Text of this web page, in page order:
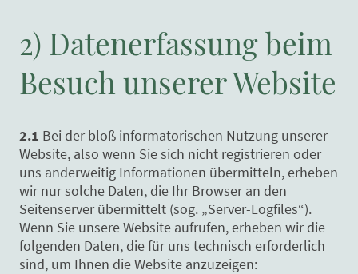
2) Datenerfassung beim
Besuch unserer Website
2.1 Bei der bloß informatorischen Nutzung unserer
Website, also wenn Sie sich nicht registrieren oder
uns anderweitig Informationen übermitteln, erheben
wir nur solche Daten, die Ihr Browser an den
Seitenserver übermittelt (sog. „Server-Logfiles“).
Wenn Sie unsere Website aufrufen, erheben wir die
folgenden Daten, die für uns technisch erforderlich
sind, um Ihnen die Website anzuzeigen: